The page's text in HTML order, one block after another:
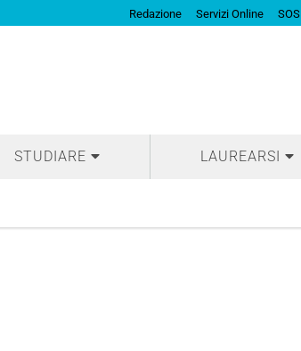
Redazione Servizi Online SOS
STUDIARE LAUREARSI